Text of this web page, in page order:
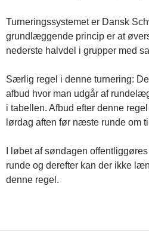
Turneringssystemet er Dansk
grundlæggende princip er at
nederste halvdel i grupper med
Særlig regel i denne turnering:
afbud hvor man udgår af
i tabellen. Afbud efter denne
lørdag aften før næste runde om
I løbet af søndagen
runde og derefter kan der ikke
denne regel.